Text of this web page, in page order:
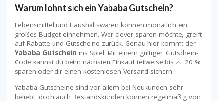
Warum lohnt sich ein Yababa Gutschein?
Lebensmittel und Haushaltswaren können monatlich ein
großes Budget einnehmen. Wer clever sparen möchte, greift
auf Rabatte und Gutscheine zurück. Genau hier kommt der
Yababa Gutschein ins Spiel. Mit einem gültigen Gutschein-
Code kannst du beim nächsten Einkauf teilweise bis zu 20 %
sparen oder dir einen kostenlosen Versand sichern.
Yababa Gutscheine sind vor allem bei Neukunden sehr
beliebt, doch auch Bestandskunden können regelmäßig von